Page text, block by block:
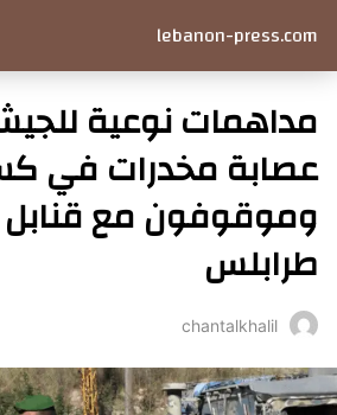
lebanon-press.com
مداهمات نوعية
عصابة مخدرات في
وموقوفون مع قنابل
طرابلس
chantalkhalil